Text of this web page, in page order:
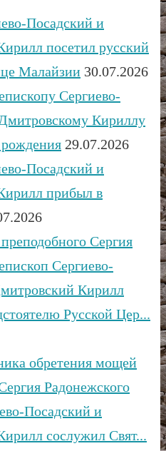
Посадский и
посетил русский
Малайзии 30.07.2026
Сергиево-
Кириллу
29.07.2026
Посадский и
прибыл в
Сергия
Сергиево-
Кирилл
Русской Цер...
обретения мощей
Радонежского
Посадский и
сослужил Свят...